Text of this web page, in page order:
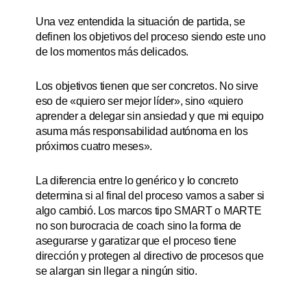
Una vez entendida la situación de partida, se
definen los objetivos del proceso siendo este uno
de los momentos más delicados.
Los objetivos tienen que ser concretos. No sirve
eso de «quiero ser mejor líder», sino «quiero
aprender a delegar sin ansiedad y que mi equipo
asuma más responsabilidad autónoma en los
próximos cuatro meses».
La diferencia entre lo genérico y lo concreto
determina si al final del proceso vamos a saber si
algo cambió. Los marcos tipo SMART o MARTE
no son burocracia de coach sino la forma de
asegurarse y garatizar que el proceso tiene
dirección y protegen al directivo de procesos que
se alargan sin llegar a ningún sitio.